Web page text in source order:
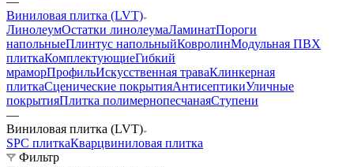
Виниловая плитка (LVT)
ЛинолеумОстатки линолеумаЛаминатПороги
напольныеПлинтус напольныйКовролинМодульная ПВХ
плиткаКомплектующиеГибкий
мраморПрофильИскусственная траваКлинкерная
плиткаСценические покрытияАнтисептикиУличные
покрытияПлитка полимернопесчанаяСтупени
—
Виниловая плитка (LVT)
SPC плиткаКварцвиниловая плитка
Фильтр